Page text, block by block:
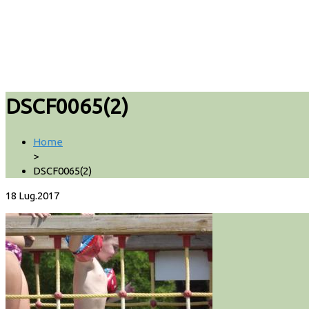
DSCF0065(2)
Home
>
DSCF0065(2)
18 Lug.2017